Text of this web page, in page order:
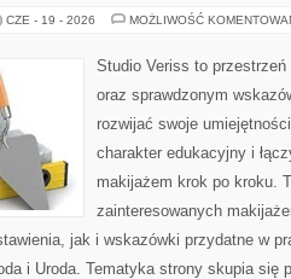
CZE - 19 - 2026 MOŻLIWOŚĆ
Studio Veriss to
oraz sprawdzonym
rozwijać swoje
charakter edukacyjny i
makijażem krok po kroku.
zainteresowanych
jak i wskazówki przydatne w
i Uroda. Tematyka strony skupia się